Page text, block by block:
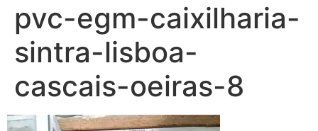
pvc-egm-caixilharia-
sintra-lisboa-
cascais-oeiras-8